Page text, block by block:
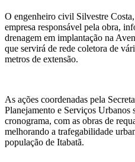
O engenheiro civil Silvestre
empresa responsável pela obra,
drenagem em implantação na
que servirá de rede coletora de
metros de extensão.
As ações coordenadas pela
Planejamento e Serviços Urbanos
cronograma, com as obras de
melhorando a trafegabilidade
população de Itabatã.